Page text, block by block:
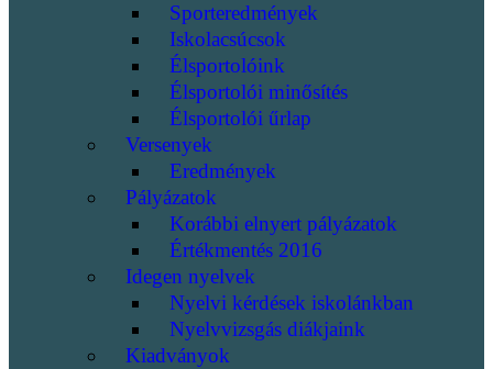
Sporteredmények
Iskolacsúcsok
Élsportolóink
Élsportolói minősítés
Élsportolói űrlap
Versenyek
Eredmények
Pályázatok
Korábbi elnyert pályázatok
Értékmentés 2016
Idegen nyelvek
Nyelvi kérdések iskolánkban
Nyelvvizsgás diákjaink
Kiadványok